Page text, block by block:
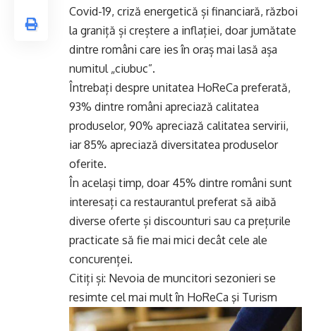
Covid-19, criză energetică și financiară, război
la graniță și creștere a inflației, doar jumătate
dintre români care ies în oraș mai lasă așa
numitul „ciubuc”.
Întrebați despre unitatea HoReCa preferată,
93% dintre români apreciază calitatea
produselor, 90% apreciază calitatea servirii,
iar 85% apreciază diversitatea produselor
oferite.
În același timp, doar 45% dintre români sunt
interesați ca restaurantul preferat să aibă
diverse oferte și discounturi sau ca prețurile
practicate să fie mai mici decât cele ale
concurenței.
Citiți și: Nevoia de muncitori sezonieri se
resimte cel mai mult în HoReCa şi Turism